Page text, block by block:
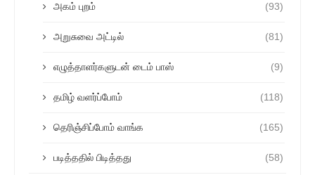
அகம் புறம் (93)
அறுசுவை அட்டில் (81)
எழுத்தாளர்களுடன் டைம் பாஸ் (9)
தமிழ் வளர்ப்போம் (118)
தெரிஞ்சிப்போம் வாங்க (165)
படித்ததில் பிடித்தது (58)